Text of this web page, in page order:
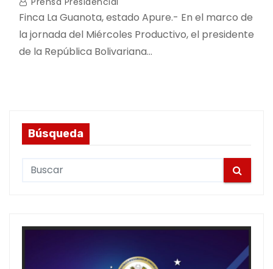
Finca La Guanota, estado Apure.- En el marco de
la jornada del Miércoles Productivo, el presidente
de la República Bolivariana…
Búsqueda
c